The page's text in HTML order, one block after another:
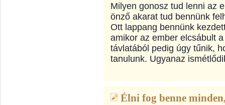
Milyen gonosz tud lenni az
önző akarat tud bennünk
Ott lappang bennünk
amikor az ember elcsábult
távlatából pedig úgy tűnik,
tanulunk. Ugyanaz ismétl
Élni fog benne